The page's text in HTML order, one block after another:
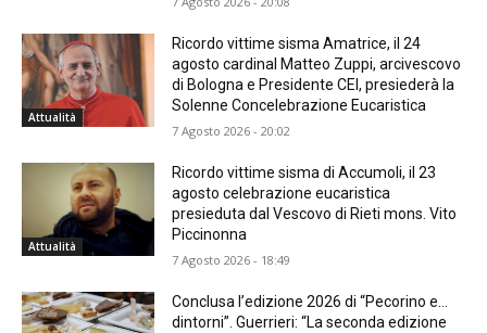
Attualità
Ricordo vittime sisma Amatrice, il 24
agosto cardinal Matteo Zuppi, arcivescovo
di Bologna e Presidente CEI, presiederà la
Solenne Concelebrazione Eucaristica
7 Agosto 2026 - 20:02
Attualità
Ricordo vittime sisma di Accumoli, il 23
agosto celebrazione eucaristica
presieduta dal Vescovo di Rieti mons. Vito
Piccinonna
7 Agosto 2026 - 18:49
Conclusa l’edizione 2026 di “Pecorino e…
dintorni”. Guerrieri: “La seconda edizione